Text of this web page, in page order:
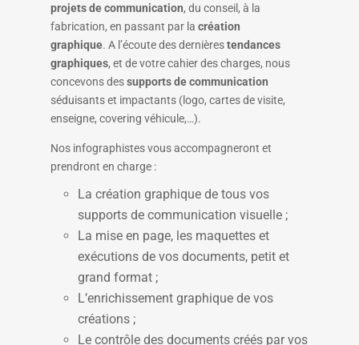
projets de communication, du conseil, à la
fabrication, en passant par la création
graphique. A l’écoute des dernièrestendances
graphiques, et de votre cahier des charges, nous
concevons dessupports de communication
séduisants et impactants (logo, cartes de visite,
enseigne, covering véhicule,…).
Nos infographistes vous accompagneront et
prendront en charge :
La création graphique de tous vos
supports de communication visuelle ;
La mise en page, les maquettes et
exécutions de vos documents, petit et
grand format ;
L’enrichissement graphique de vos
créations ;
Le contrôle des documents créés par vos